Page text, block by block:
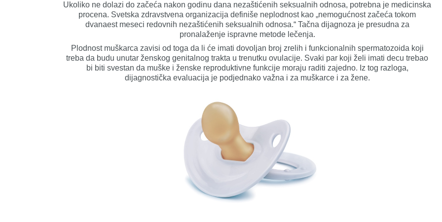
Ukoliko ne dolazi do začeća nakon godinu dana nezaštićenih seksualnih odnosa, potrebna je medicinska
procena. Svetska zdravstvena organizacija definiše neplodnost kao „nemogućnost začeća tokom
dvanaest meseci redovnih nezaštićenih seksualnih odnosa.“ Tačna dijagnoza je presudna za
pronalaženje ispravne metode lečenja.
Plodnost muškarca zavisi od toga da li će imati dovoljan broj zrelih i funkcionalnih spermatozoida koji
treba da budu unutar ženskog genitalnog trakta u trenutku ovulacije. Svaki par koji želi imati decu trebao
bi biti svestan da muške i ženske reproduktivne funkcije moraju raditi zajedno. Iz tog razloga,
dijagnostička evaluacija je podjednako važna i za muškarce i za žene.